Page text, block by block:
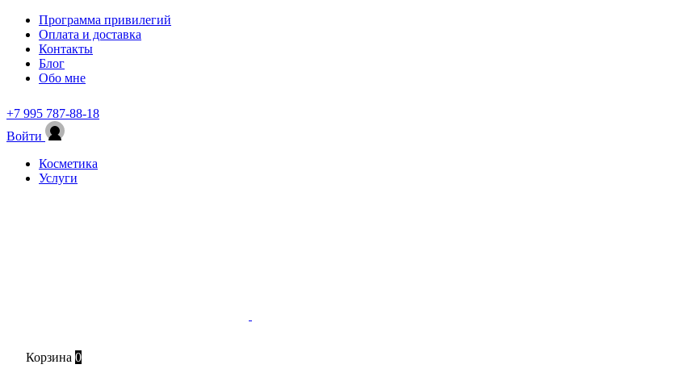
Программа привилегий
Оплата и доставка
Контакты
Блог
Обо мне
+7 995 787-88-18
Войти
Косметика
Услуги
Корзина 0